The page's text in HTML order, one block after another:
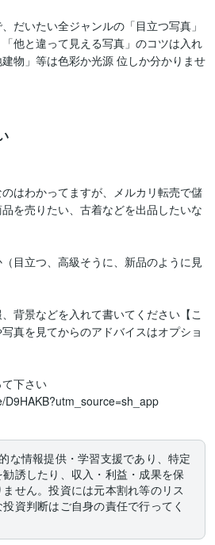
だいたい全ジャンルの「目立つ写真」
「他と違って見える写真」のコツは入れ
物」等は色彩か光源 位しか分かりませ
はわかってますが、メルカリ転売で儲
を売りたい、古着などを出品したいな
目立つ、高級そうに、新品のように見
背景などを入れて書いてください【こ
真を見てからのアドバイスはオプショ
D9HAKB?utm_source=sh_app
な情報提供・学習支援であり、特定
誘したり、収入・利益・成果を保
せん。投資には元本割れ等のリス
資判断はご自身の責任で行ってく